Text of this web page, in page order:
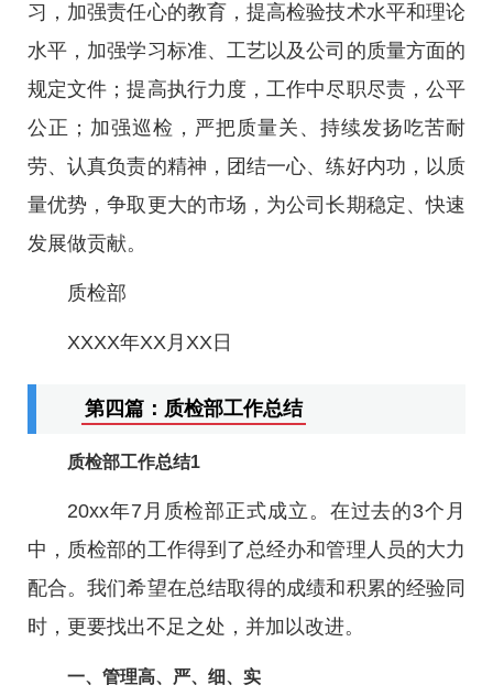
习，加强责任心的教育，提高检验技术水平和理论
水平，加强学习标准、工艺以及公司的质量方面的
规定文件；提高执行力度，工作中尽职尽责，公平
公正；加强巡检，严把质量关、持续发扬吃苦耐
劳、认真负责的精神，团结一心、练好内功，以质
量优势，争取更大的市场，为公司长期稳定、快速
发展做贡献。
质检部
XXXX年XX月XX日
第四篇：质检部工作总结
质检部工作总结1
20xx年7月质检部正式成立。在过去的3个月
中，质检部的工作得到了总经办和管理人员的大力
配合。我们希望在总结取得的成绩和积累的经验同
时，更要找出不足之处，并加以改进。
一、管理高、严、细、实